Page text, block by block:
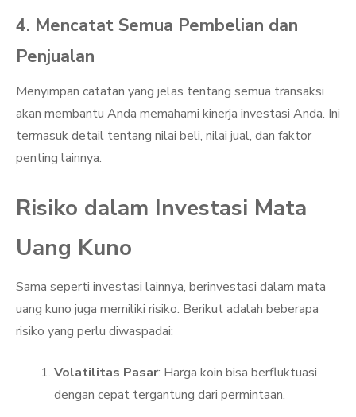
4. Mencatat Semua Pembelian dan
Penjualan
Menyimpan catatan yang jelas tentang semua transaksi
akan membantu Anda memahami kinerja investasi Anda. Ini
termasuk detail tentang nilai beli, nilai jual, dan faktor
penting lainnya.
Risiko dalam Investasi Mata
Uang Kuno
Sama seperti investasi lainnya, berinvestasi dalam mata
uang kuno juga memiliki risiko. Berikut adalah beberapa
risiko yang perlu diwaspadai:
Volatilitas Pasar: Harga koin bisa berfluktuasi
dengan cepat tergantung dari permintaan.